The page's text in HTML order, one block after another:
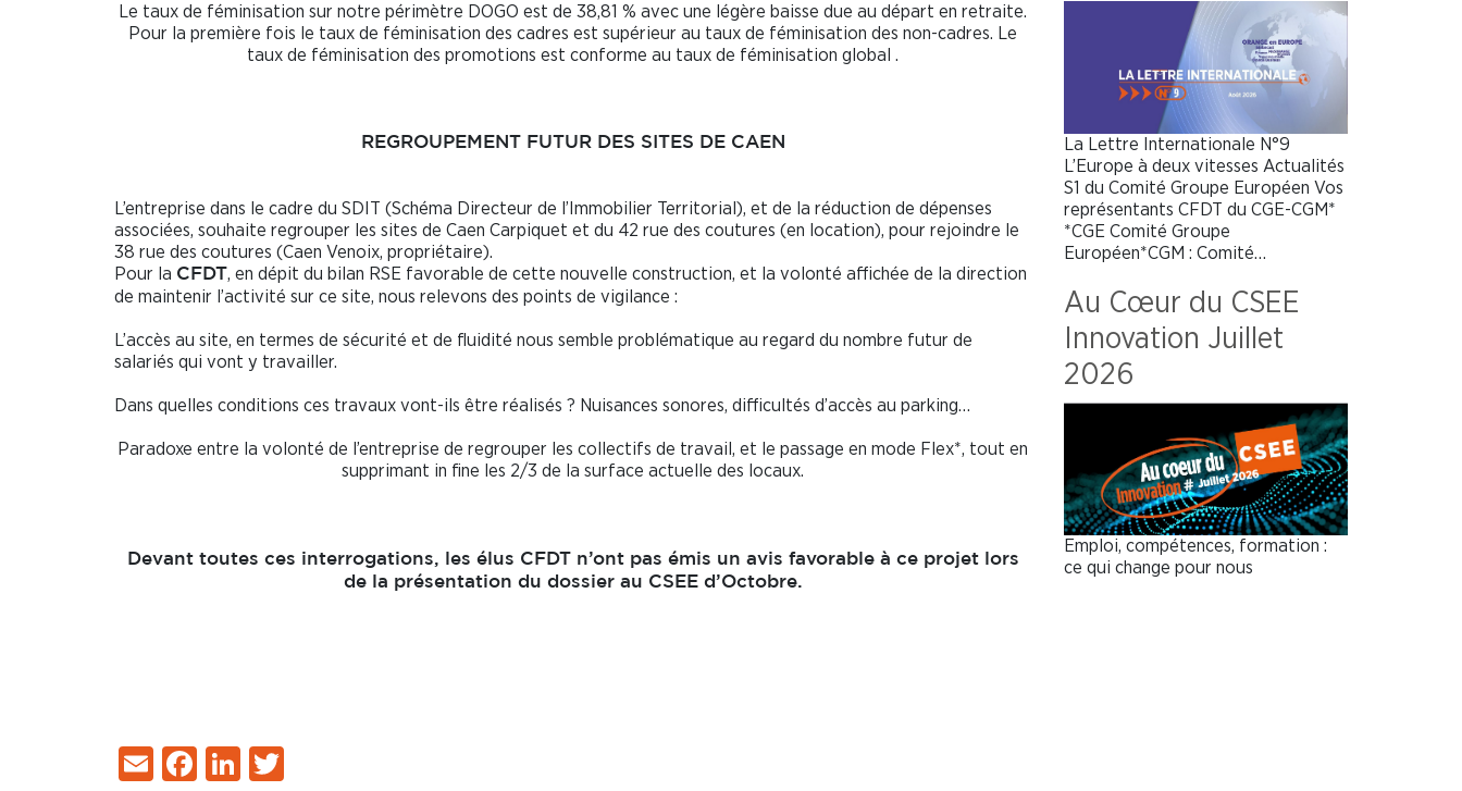
Le taux de féminisation sur notre périmètre DOGO est de 38,81 % avec une légère baisse due au départ en retraite.
Pour la première fois le taux de féminisation des cadres est supérieur au taux de féminisation des non-cadres. Le
taux de féminisation des promotions est conforme au taux de féminisation global .
REGROUPEMENT FUTUR DES SITES DE CAEN
L’entreprise dans le cadre du SDIT (Schéma Directeur de l’Immobilier Territorial), et de la réduction de dépenses
associées, souhaite regrouper les sites de Caen Carpiquet et du 42 rue des coutures (en location), pour rejoindre le
38 rue des coutures (Caen Venoix, propriétaire).
Pour la CFDT , en dépit du bilan RSE favorable de cette nouvelle construction, et la volonté affichée de la direction
de maintenir l’activité sur ce site, nous relevons des points de vigilance :
L’accès au site, en termes de sécurité et de fluidité nous semble problématique au regard du nombre futur de
salariés qui vont y travailler.
Dans quelles conditions ces travaux vont-ils être réalisés ? Nuisances sonores, difficultés d’accès au parking…
Paradoxe entre la volonté de l’entreprise de regrouper les collectifs de travail, et le passage en mode Flex*, tout en
supprimant in fine les 2/3 de la surface actuelle des locaux.
Devant toutes ces interrogations, les élus CFDT n’ont pas émis un avis favorable à ce projet lors
de la présentation du dossier au CSEE d’Octobre.
EmailFacebook
LinkedIn
La Lettre Internationale N°9
L’Europe à deux vitesses Actualités
S1 du Comité Groupe Européen Vos
représentants CFDT du CGE-CGM*
*CGE Comité Groupe
Européen*CGM : Comité…
Au Cœur du CSEE
Innovation Juillet
2026
Emploi, compétences, formation :
ce qui change pour nous